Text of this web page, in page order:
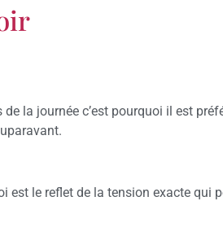
la journée c’est pourquoi il est
est le reflet de la tension exacte qui